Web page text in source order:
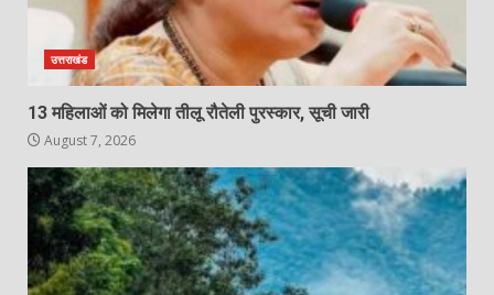
उत्तराखंड
13 महिलाओं को मिलेगा तीलू रौतेली पुरस्कार, सूची जारी
August 7, 2026